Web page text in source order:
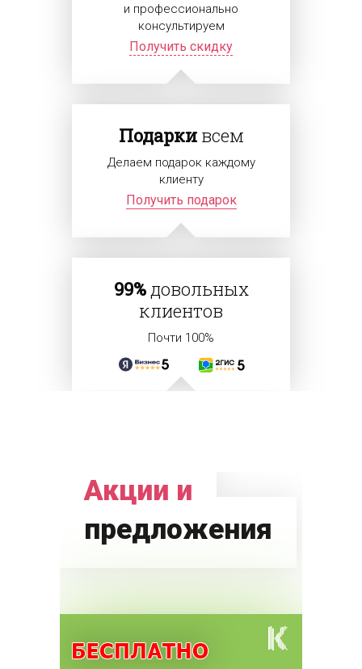
и профессионально
консультируем
Получить скидку
Подаркивсем
Делаем подарок каждому
клиенту
Получить подарок
99%довольных
клиентов
Почти 100%
Акции и
предложения